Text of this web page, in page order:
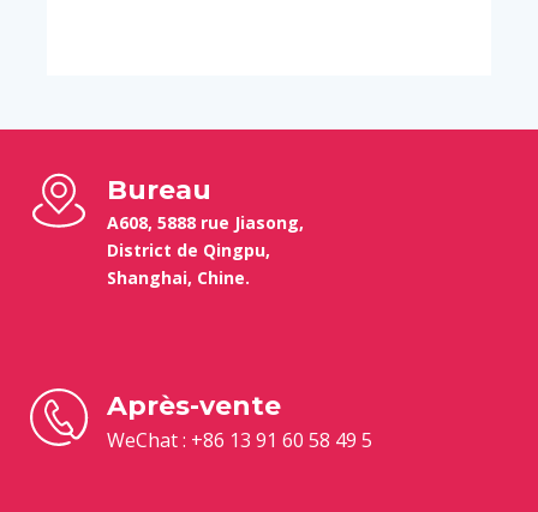
Bureau
A608, 5888 rue Jiasong,
District de Qingpu,
Shanghai, Chine.
Après-vente
WeChat : +86 13 91 60 58 49 5